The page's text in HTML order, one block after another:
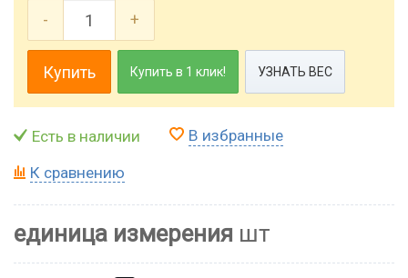
- +
Купить Купить в 1 клик! УЗНАТЬ ВЕС
Есть в наличии В избранные
К сравнению
единица измерения шт